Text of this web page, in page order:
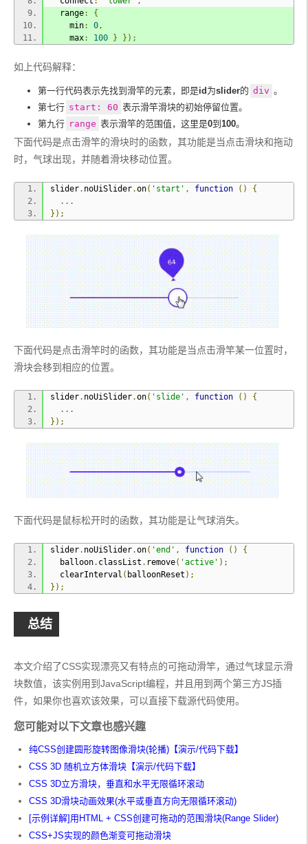
range:
{
min: 0,
max: 100 } });
如上代码解释：
第一行代码表示先找到滑竿的元素，即是id 为slider的 div 。
第七行 start: 60 表示滑竿滑块的初始停留位置。
第九行 range 表示滑竿的范围值，这里是0到 100。
下面代码是点击滑竿的滑块时的函数，其功能是当点击滑块和拖动
时，气球出现，并随着滑块移动位置。
slider. noUiSlider.on( 'start' , function ()
{
...
});
下面代码是点击滑竿时的函数，其功能是当点击滑竿某一位置时，
滑块会移到相应的位置。
slider. noUiSlider.on( 'slide' , function ()
{
...
});
下面代码是鼠标松开时的函数，其功能是让气球消失。
slider. noUiSlider.on( 'end' , function ()
{
balloon. classList . remove( 'active' );
clearInterval ( balloonReset );
});
总结
本文介绍了CSS实现漂亮又有特点的可拖动滑竿，通过气球显示滑
块数值，该实例用到JavaScript编程，并且用到两个第三方JS插
件，如果你也喜欢该效果，可以直接下载源代码使用。
您可能对以下文章也感兴趣
纯CSS创建圆形旋转图像滑块(轮播)【演示/代码下载】
CSS 3D 随机立方体滑块【演示/代码下载】
CSS 3D立方滑块，垂直和水平无限循环滚动
CSS 3D滑块动画效果(水平或垂直方向无限循环滚动)
[示例详解]用HTML + CSS创建可拖动的范围滑块(Range Slider)
CSS+JS实现的颜色渐变可拖动滑块